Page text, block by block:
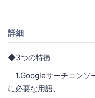
詳細
◆3つの特徴
1.Googleサーチコンソ
に必要な用語、